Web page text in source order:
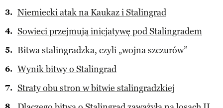
Niemiecki atak na Kaukaz i Stalingrad
Sowieci przejmują inicjatywę pod Stalingradem
Bitwa stalingradzka, czyli „wojna szczurów”
Wynik bitwy o Stalingrad
Straty obu stron w bitwie stalingradzkiej